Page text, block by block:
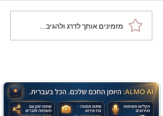
מתכון מנצח עוגת מייפל
שוקולד בחושה וקלה - זיוה
מזמינים אותך לדרג ולהגיב...